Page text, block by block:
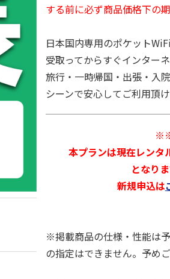
する前に必ず商品価格下の
日本国内専用のポケット
受取ってからすぐインター
旅行・一時帰国・出張・入
シーンで安心してご利用頂
本プランは現在レンタ
となり
新規申込は
※掲載商品の仕様・性能は
の指定はできません。予め